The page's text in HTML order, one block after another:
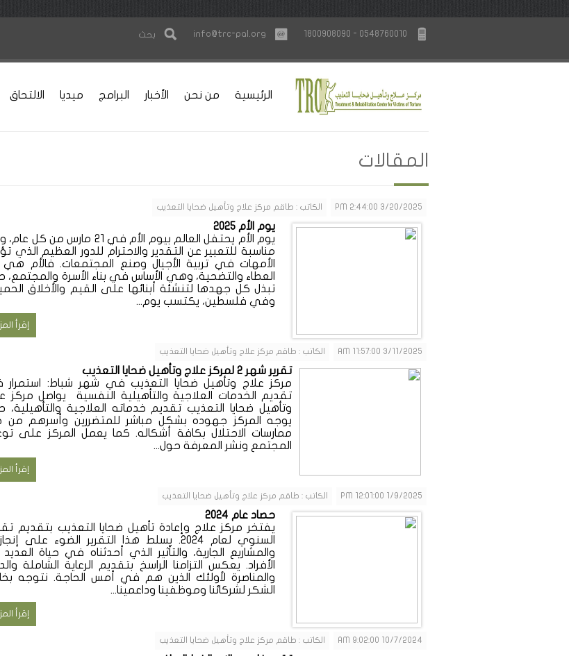
1800908090 - 0548760010
info@trc-pal.org بحث
الرئيسية من نحن الأخبار البرامج ميديا الالتحاق
المقالات
3/20/2025 2:44:00 PM الكاتب : طاقم مركز علاج وتأهيل ضحايا التعذيب
يوم الأم 2025
يوم الأم يحتفل العالم بيوم الأم في 21 مارس من
مناسبة للتعبير عن التقدير والاحترام للدور العظيم الذي
الأمهات في تربية الأجيال وصنع المجتمعات. فالأم هي
العطاء والتضحية، وهي الأساس في بناء الأسرة والمجتمع،
تبذل كل جهدها لتنشئة أبنائها على القيم والأخلاق
وفي فلسطين، يكتسب يوم...
إقرأ
3/11/2025 11:57:00 AM الكاتب : طاقم مركز علاج وتأهيل ضحايا التعذيب
تقرير شهر 2 لمركز علاج وتأهيل ضحايا التعذيب
مركز علاج وتأهيل ضحايا التعذيب في شهر شباط:
تقديم الخدمات العلاجية والتأهيلية النفسية يواصل مركز
وتأهيل ضحايا التعذيب تقديم خدماته العلاجية والتأهيلية،
يوجه المركز جهوده بشكل مباشر للمتضررين وأسرهم من
ممارسات الاحتلال بكافة أشكاله. كما يعمل المركز على
المجتمع ونشر المعرفة حول...
إقرأ
1/9/2025 12:01:00 PM الكاتب : طاقم مركز علاج وتأهيل ضحايا التعذيب
حصاد عام 2024
يفتخر مركز علاج وإعادة تأهيل ضحايا التعذيب بتقديم
السنوي لعام 2024. يسلط هذا التقرير الضوء على
والمشاريع الجارية، والتأثير الذي أحدثناه في حياة
الأفراد. يعكس التزامنا الراسخ بتقديم الرعاية الشاملة
والمناصرة لأولئك الذين هم في أمس الحاجة. نتوجه
الشكر لشركائنا وموظفينا وداعمينا...
إقرأ
10/7/2024 9:02:00 AM الكاتب : طاقم مركز علاج وتأهيل ضحايا التعذيب